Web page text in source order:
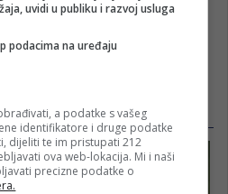
uvidi u publiku i razvoj usluga
podacima na uređaju
a podatke s vašeg
identifikatore i druge podatke
dijeliti te im pristupati 212
ova web-lokacija. Mi i naši
precizne podatke o